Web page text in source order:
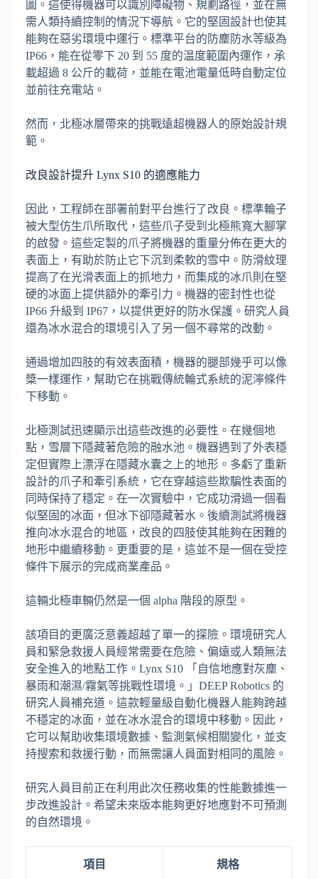
圖。這使得機器可以識別障礙物、規劃路徑，並在無
需人類持續控制的情況下導航。它的堅固設計也使其
能夠在惡劣環境中運行。標準平台的防塵防水等級為
IP66，能在從零下 20 到 55 度的温度範圍內運作，承
載超過 8 公斤的載荷，並能在電池電量低時自動定位
並前往充電站。
然而，北極冰層帶來的挑戰遠超機器人的原始設計規
範。
改良設計提升 Lynx S10 的適應能力
因此，工程師在部署前對平台進行了改良。標準輪子
被大型仿生爪所取代，這些爪子受到北極熊寬大腳掌
的啟發。這些定製的爪子將機器的重量分佈在更大的
表面上，有助於防止它下沉到柔軟的雪中。防滑紋理
提高了在光滑表面上的抓地力，而集成的冰爪則在堅
硬的冰面上提供額外的牽引力。機器的密封性也從
IP66 升級到 IP67，以提供更好的防水保護。研究人員
還為冰水混合的環境引入了另一個不尋常的改動。
通過增加四肢的有效表面積，機器的腿部幾乎可以像
槳一樣運作，幫助它在挑戰傳統輪式系統的泥濘條件
下移動。
北極測試迅速顯示出這些改進的必要性。在幾個地
點，雪層下隱藏著危險的融水池。機器遇到了外表穩
定但實際上漂浮在隱藏水囊之上的地形。多虧了重新
設計的爪子和牽引系統，它在穿越這些欺騙性表面的
同時保持了穩定。在一次實驗中，它成功滑過一個看
似堅固的冰面，但冰下卻隱藏著水。後續測試將機器
推向冰水混合的地區，改良的四肢使其能夠在困難的
地形中繼續移動。更重要的是，這並不是一個在受控
條件下展示的完成商業產品。
這輛北極車輛仍然是一個 alpha 階段的原型。
該項目的更廣泛意義超越了單一的探險。環境研究人
員和緊急救援人員經常需要在危險、偏遠或人類無法
安全進入的地點工作。Lynx S10 「自信地應對灰塵、
暴雨和潮濕/霧氣等挑戰性環境。」DEEP Robotics 的
研究人員補充道。這款輕量級自動化機器人能夠跨越
不穩定的冰面，並在冰水混合的環境中移動。因此，
它可以幫助收集環境數據、監測氣候相關變化，並支
持搜索和救援行動，而無需讓人員面對相同的風險。
研究人員目前正在利用此次任務收集的性能數據進一
步改進設計。希望未來版本能夠更好地應對不可預測
的自然環境。
項目 規格